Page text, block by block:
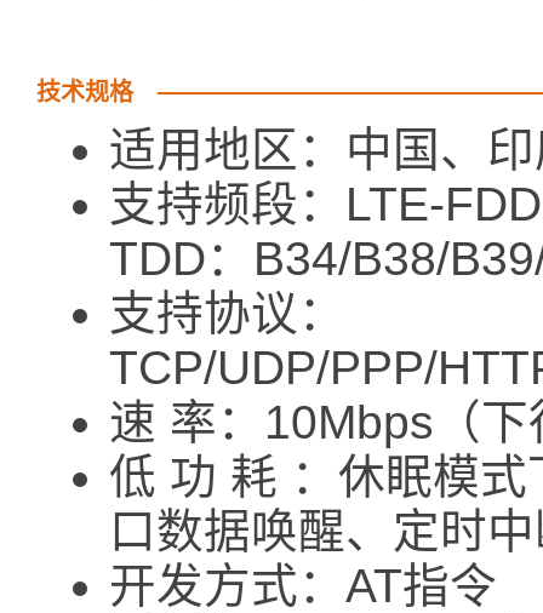
技术规格
适用地区：中国、
支持频段：LTE-
TDD：B34/B38/
支持协议：
TCP/UDP/PPP/
速 率：10Mbps（
低 功 耗 ：休眠模
口数据唤醒、定时
开发方式：AT指令